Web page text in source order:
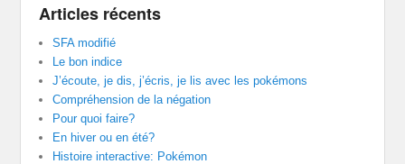
Articles récents
SFA modifié
Le bon indice
J’écoute, je dis, j’écris, je lis avec les pokémons
Compréhension de la négation
Pour quoi faire?
En hiver ou en été?
Histoire interactive: Pokémon